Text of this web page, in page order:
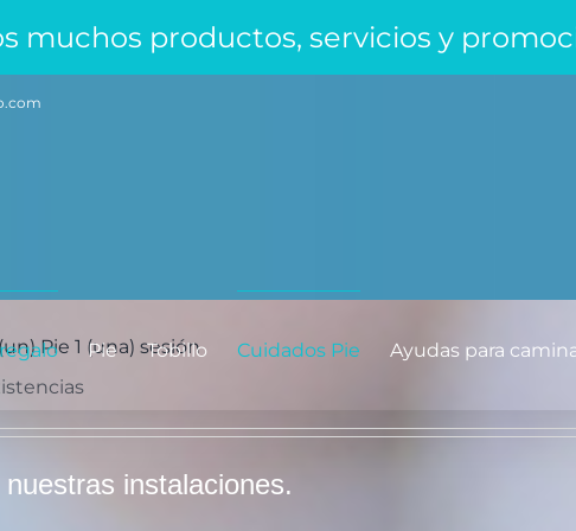
muchos productos, servicios y
Pie Tobillo Cuidados Pie Ayudas para
Pie 1 (una) sesión
instalaciones.